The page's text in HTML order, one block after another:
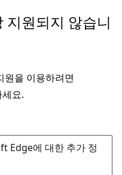
지원되지 않습니
원을 이용하려면
요.
Edge에 대한 추가 정